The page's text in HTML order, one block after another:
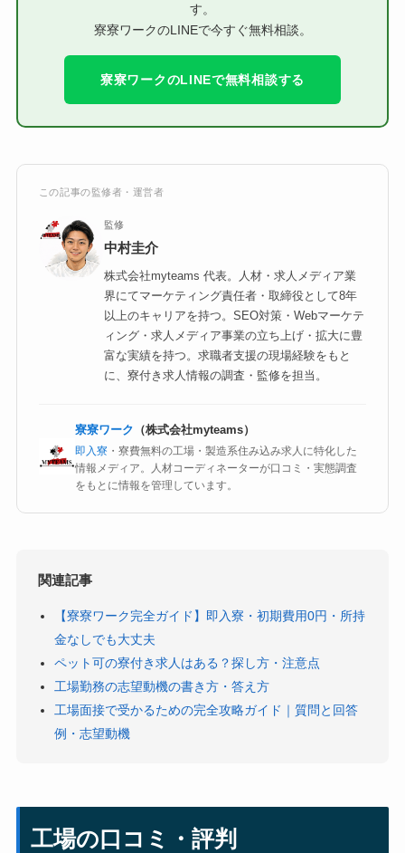
す。
寮寮ワークのLINEで今すぐ無料相談。
寮寮ワークのLINEで無料相談する
この記事の監修者・運営者
監修
中村圭介
株式会社myteams 代表。人材・求人メディア業
界にてマーケティング責任者・取締役として8年
以上のキャリアを持つ。SEO対策・Webマーケテ
ィング・求人メディア事業の立ち上げ・拡大に豊
富な実績を持つ。求職者支援の現場経験をもと
に、寮付き求人情報の調査・監修を担当。
寮寮ワーク （株式会社myteams）
即入寮 ・寮費無料の工場・製造系住み込み求人に特化した
情報メディア。人材コーディネーターが口コミ・実態調査
をもとに情報を管理しています。
関連記事
【寮寮ワーク完全ガイド】即入寮・初期費用0円・所持
金なしでも大丈夫
ペット可の寮付き求人はある？探し方・注意点
工場勤務の志望動機の書き方・答え方
工場面接で受かるための完全攻略ガイド｜質問と回答
例・志望動機
工場の口コミ・評判